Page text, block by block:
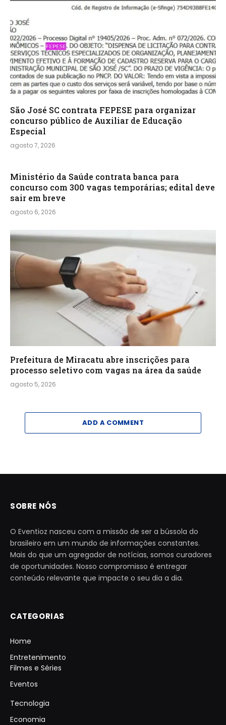
São José SC contrata FEPESE para organizar
concurso público de Auxiliar de Educação
Especial
agosto 7, 2026
Ministério da Saúde contrata banca para
concurso com 300 vagas temporárias; edital deve
sair em breve
agosto 6, 2026
Prefeitura de Miracatu abre inscrições para
processo seletivo com vagas na área da saúde
agosto 5, 2026
ADD A COMMENT
SOBRE NÓS
O Eventioz nasceu com a missão de ser a bússola do
brasileiro em um mundo de informações constantes.
Mais do que um agregador de notícias, somos curadores
de oportunidades. Nosso compromisso é entregar
conteúdo relevante que impacte o seu dia a dia.
CATEGORIAS
Home
Entretenimento
Filmes e Séries
Eventos
Tecnologia
Economia